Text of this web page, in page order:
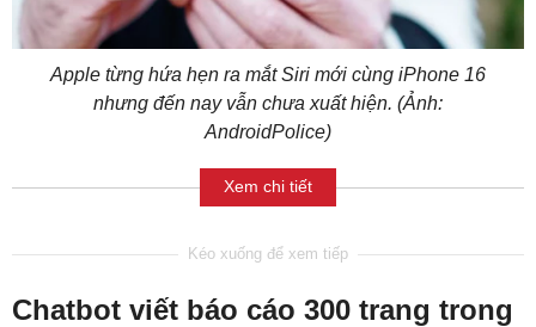
Apple từng hứa hẹn ra mắt Siri mới cùng iPhone 16
nhưng đến nay vẫn chưa xuất hiện. (Ảnh:
AndroidPolice)
Xem chi tiết
Chatbot viết báo cáo 300 trang trong